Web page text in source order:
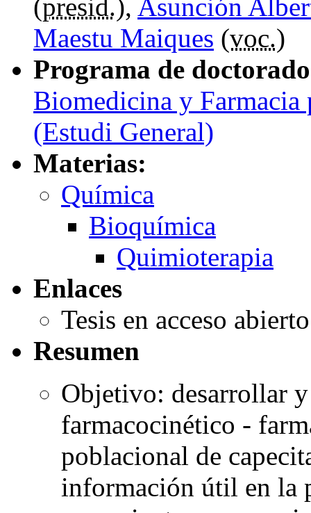
(presid.), Asunción
Maestu Maiques (voc.)
Programa de
Biomedicina y
(Estudi General)
Materias:
Química
Bioquímica
Quimioterapia
Enlaces
Tesis en acceso
Resumen
Objetivo: desarrollar
farmacocinético -
poblacional de
información útil en la